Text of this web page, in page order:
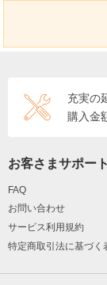
充実の
購入金
お客さまサポート
FAQ
お問い合わせ
サービス利用規約
特定商取引法に基づく